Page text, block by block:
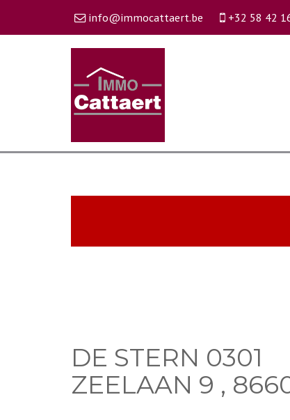
info@immocattaert.be +32 58 42
DE STERN 0301
ZEELAAN 9 ,